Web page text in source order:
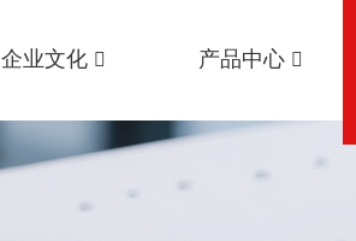
企业文化 产品中心